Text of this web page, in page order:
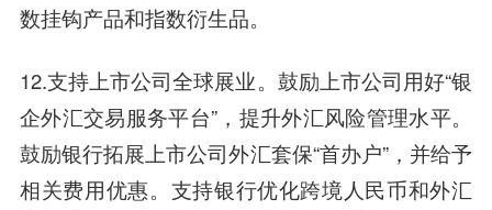
数挂钩产品和指数衍生品。
12.支持上市公司全球展业。鼓励上市公司用好“银
企外汇交易服务平台”，提升外汇风险管理水平。
鼓励银行拓展上市公司外汇套保“首办户”，并给予
相关费用优惠。支持银行优化跨境人民币和外汇